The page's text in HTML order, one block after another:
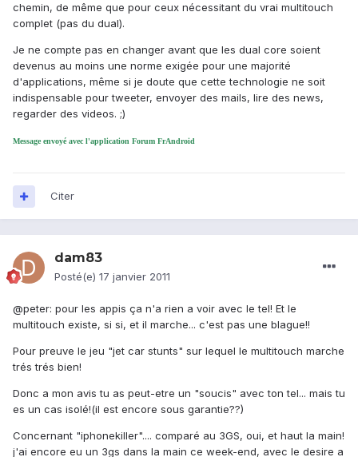
chemin, de même que pour ceux nécessitant du vrai multitouch
complet (pas du dual).
Je ne compte pas en changer avant que les dual core soient
devenus au moins une norme exigée pour une majorité
d'applications, même si je doute que cette technologie ne soit
indispensable pour tweeter, envoyer des mails, lire des news,
regarder des videos. ;)
Message envoyé avec l'application Forum FrAndroid
Citer
dam83
Posté(e) 17 janvier 2011
@peter: pour les appis ça n'a rien a voir avec le tel! Et le
multitouch existe, si si, et il marche... c'est pas une blague!!
Pour preuve le jeu "jet car stunts" sur lequel le multitouch marche
trés trés bien!
Donc a mon avis tu as peut-etre un "soucis" avec ton tel... mais tu
es un cas isolé!(il est encore sous garantie??)
Concernant "iphonekiller".... comparé au 3GS, oui, et haut la main!
j'ai encore eu un 3gs dans la main ce week-end, avec le desire a